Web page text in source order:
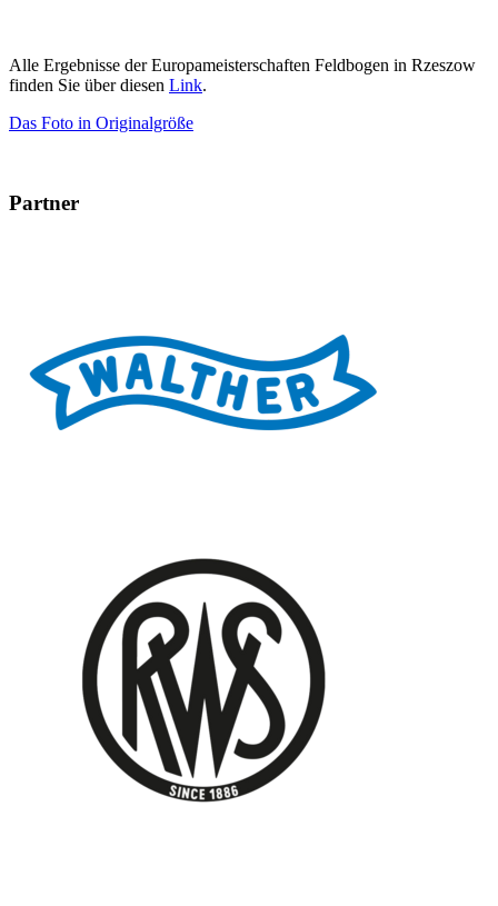
Alle Ergebnisse der Europameisterschaften Feldbogen in Rzeszow
finden Sie über diesen Link.
Das Foto in Originalgröße
Partner